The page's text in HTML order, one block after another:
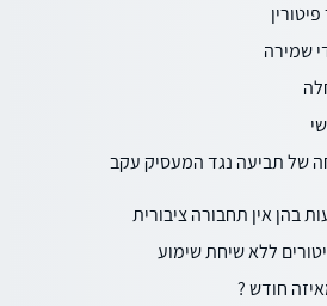
שמירה
של תביעה נגד המעסיק עקב
בהן אין תחבורה ציבורית
ללא שיחת שימוע
חודש ?